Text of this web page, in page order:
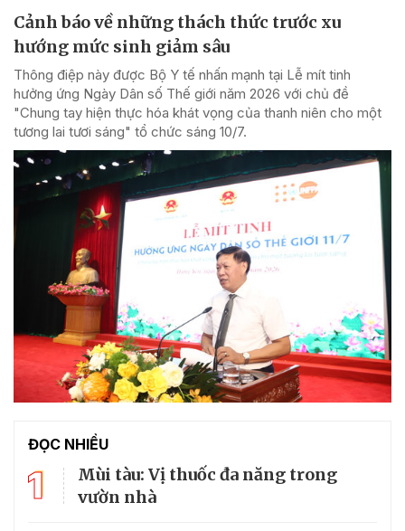
Cảnh báo về những thách thức trước xu
hướng mức sinh giảm sâu
Thông điệp này được Bộ Y tế nhấn mạnh tại Lễ mít tinh
hưởng ứng Ngày Dân số Thế giới năm 2026 với chủ đề
"Chung tay hiện thực hóa khát vọng của thanh niên cho một
tương lai tươi sáng" tổ chức sáng 10/7.
ĐỌC NHIỀU
1
Mùi tàu: Vị thuốc đa năng trong
vườn nhà